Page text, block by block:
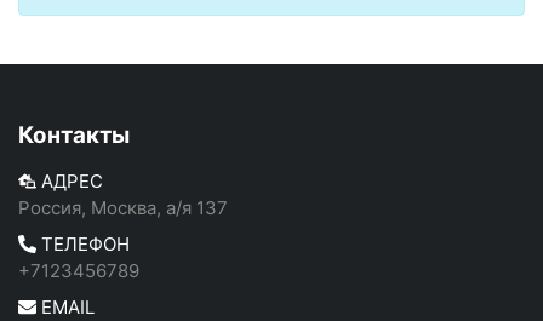
Контакты
АДРЕС
Россия, Москва, а/я 137
ТЕЛЕФОН
+7123456789
EMAIL